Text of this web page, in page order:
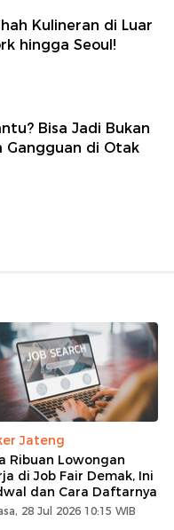
Kulineran di Luar
hingga Seoul!
Bisa Jadi Bukan
Gangguan di Otak
Jateng
Ribuan Lowongan
di Job Fair Demak, Ini
dan Cara Daftarnya
28 Jul 2026 10:15 WIB